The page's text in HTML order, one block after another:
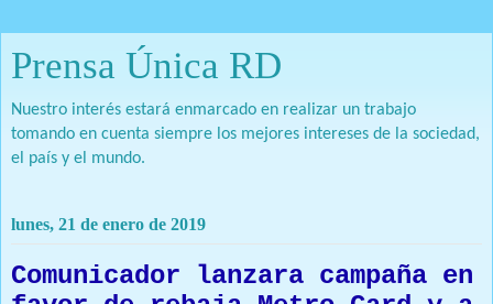
Prensa Única RD
Nuestro interés estará enmarcado en realizar un trabajo
tomando en cuenta siempre los mejores intereses de la sociedad,
el país y el mundo.
lunes, 21 de enero de 2019
Comunicador lanzara campaña en